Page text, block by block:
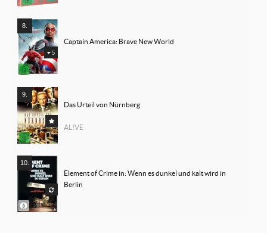
5
Captain America: Brave New World
Das Urteil von Nürnberg
AL!VE
Element of Crime in: Wenn es dunkel und kalt wird in
Berlin